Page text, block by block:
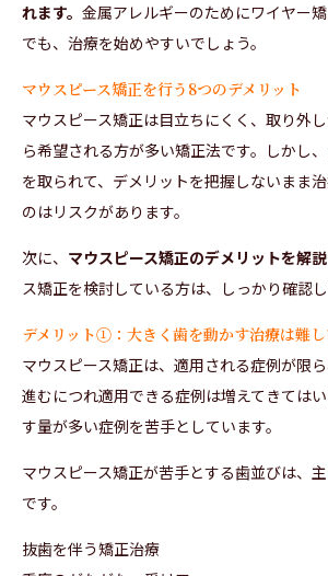
れます。 金属アレルギーのためにワイヤー
でも、治療を始めやすいでしょう。
マウスピース矯正を行う8つのデメリット
マウスピース矯正は目立ちにくく、取り外
ら希望される方が多い矯正法です。しかし
を取られて、デメリットを把握しないまま
のはリスクがあります。
次に、 マウスピース矯正のデメリットを解説
ス矯正を検討している方は、しっかり確認し
デメリット①：大きく歯を動かす治療は難
マウスピース矯正は、適用される症例が限
進むにつれ適用できる症例は増えてきては
す量が多い症例を苦手としています。
マウスピース矯正が苦手とする歯並びは、
です。
抜歯を伴う矯正治療